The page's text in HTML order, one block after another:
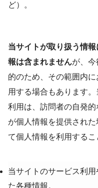
ど）。
当サイトが取り扱う情
報は含まれませんが、今
的のため、その範囲内
用する場合もあります
利用は、訪問者の自発
が個人情報を提供され
て個人情報を利用するこ
当サイトのサービス利
た各種情報。